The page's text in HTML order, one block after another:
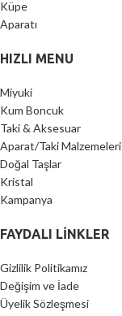
HIZLI MENU
Miyuki
Kum Boncuk
Taki & Aksesuar
Aparat/Taki Malzemeleri
Doğal Taşlar
Kristal
Kampanya
FAYDALI LİNKLER
Gizlilik Politikamız
Değişim ve İade
Üyelik Sözleşmesi